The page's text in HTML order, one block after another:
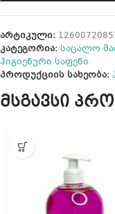
არტიკული:
კატეგორია: საცალო
ჰიგიენური საფენი
პროდუქციის სახეობა:
მსგავსი